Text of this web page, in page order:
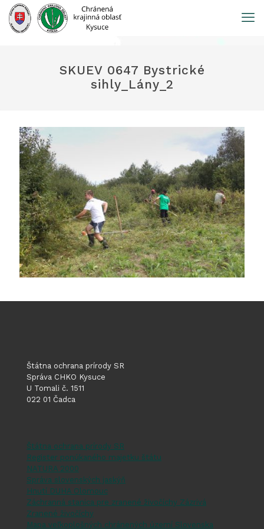
Prejsť
obsah
SKUEV 0647 Bystrické
sihly_Lány_2
Štátna ochrana prírody SR
Správa CHKO Kysuce
U Tomali č. 1511
022 01 Čadca
Štátna ochrana prírody SR
Register ponúkaného majetku štátu
NATURA 2000
Správa slovenských jaskýň
Hnutí DUHA Olomouc
Záchranná stanica pre zranené živočíchy Zázrivá
Zranené živočíchy
Mapa veľkoplošných chránených území Slovenska